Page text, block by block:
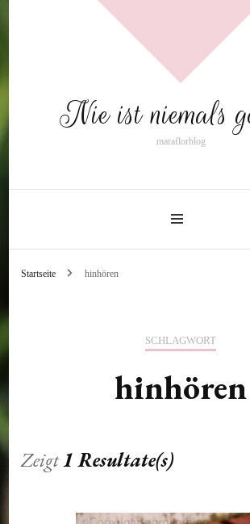
Nie ist niemals
maraflorblog
Startseite hinhören
SCHLAGWORT
hinhören
Zeigt1 Resultate(s)